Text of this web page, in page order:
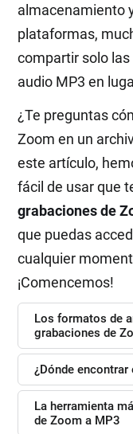
almacenamiento
plataformas,
compartir solo
audio MP3 en
¿Te preguntas
Zoom en un
este artículo,
fácil de usar que
grabaciones de
que puedas
cualquier
¡Comencemos!
Los formatos de
grabaciones de
¿Dónde
La herramienta
de Zoom a MP3